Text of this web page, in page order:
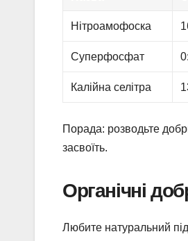
Нітроамофоска
Суперфосфат
Калійна селітра
Порада: розводьте
засвоїть.
Органічні
Любите натуральний